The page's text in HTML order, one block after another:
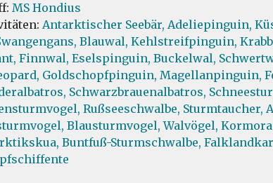
MS Hondius
Antarktischer Seebär, Adeliepinguin,
Blauwal, Kehlstreifpinguin,
Finnwal, Eselspinguin, Buckelwal,
Goldschopfpinguin, Magellanpinguin,
Schwarzbrauenalbatros,
Rußseeschwalbe, Sturmtaucher,
Blausturmvogel, Walvögel,
Buntfuß-Sturmschwalbe,